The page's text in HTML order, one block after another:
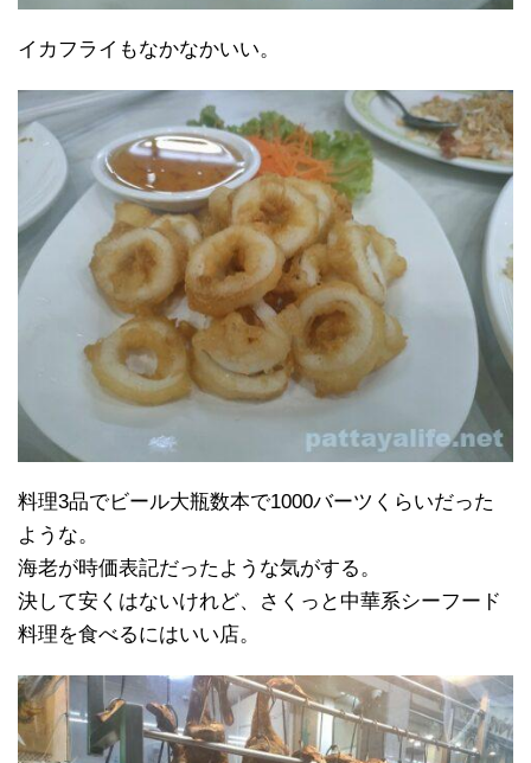
イカフライもなかなかいい。
料理3品でビール大瓶数本で1000バーツくらいだった
ような。
海老が時価表記だったような気がする。
決して安くはないけれど、さくっと中華系シーフード
料理を食べるにはいい店。